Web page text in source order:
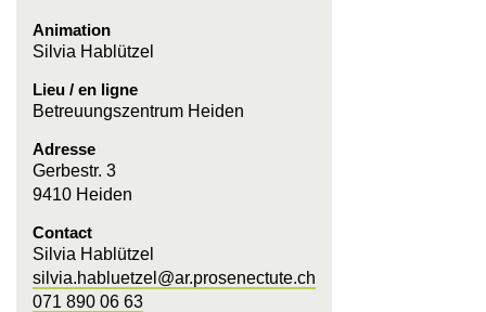
Animation
Silvia Hablützel
Lieu / en ligne
Betreuungszentrum Heiden
Adresse
Gerbestr. 3
9410 Heiden
Contact
Silvia Hablützel
silvia.habluetzel@ar.prosenectute.ch
071 890 06 63